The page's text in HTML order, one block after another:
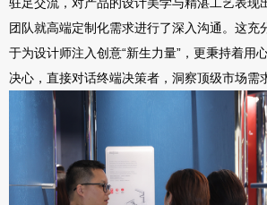
团队就高端定制化需求进行了深入沟通。这充
于为设计师注入创意“新生力量”，更秉持着用
决心，直接对话终端决策者，洞察顶级市场需